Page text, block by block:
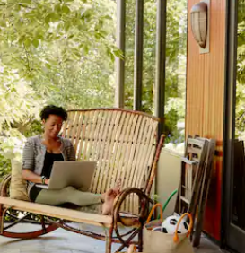
le bas pour les parcourir ou en